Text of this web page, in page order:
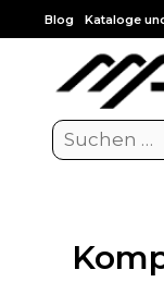
Blog Kataloge